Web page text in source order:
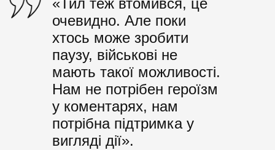
«Тил теж втомився, це
очевидно. Але поки
хтось може зробити
паузу, військові не
мають такої можливості.
Нам не потрібен героїзм
у коментарях, нам
потрібна підтримка у
вигляді дії».